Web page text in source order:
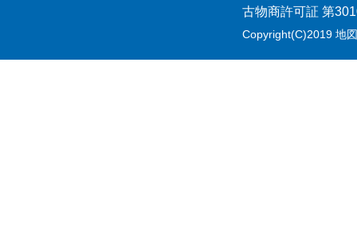
古物商許可証 第
Copyright(C)2019 地